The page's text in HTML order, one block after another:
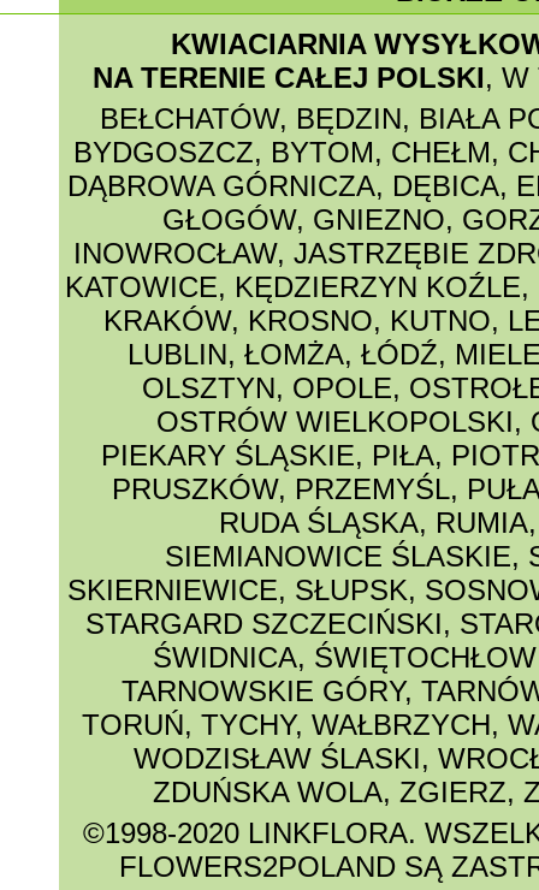
KWIACIARNIA
NA TERENIE CAŁEJ POLSKI, W
BEŁCHATÓW, BĘDZIN, BIAŁA
BYDGOSZCZ, BYTOM, CHEŁM,
DĄBROWA GÓRNICZA, DĘBICA,
GŁOGÓW, GNIEZNO,
INOWROCŁAW, JASTRZĘBIE
KATOWICE, KĘDZIERZYN KOŹLE,
KRAKÓW, KROSNO, KUTNO,
LUBLIN, ŁOMŻA, ŁÓDŹ,
OLSZTYN, OPOLE,
OSTRÓW WIELKOPOLSKI,
PIEKARY ŚLĄSKIE, PIŁA,
PRUSZKÓW, PRZEMYŚL,
RUDA ŚLĄSKA, RUMIA
SIEMIANOWICE ŚLASKIE,
SKIERNIEWICE, SŁUPSK,
STARGARD SZCZECIŃSKI,
ŚWIDNICA,
TARNOWSKIE GÓRY,
TORUŃ, TYCHY, WAŁBRZYCH,
WODZISŁAW ŚLASKI,
ZDUŃSKA WOLA, ZGIERZ,
©1998-2020 LINKFLORA.
FLOWERS2POLAND SĄ